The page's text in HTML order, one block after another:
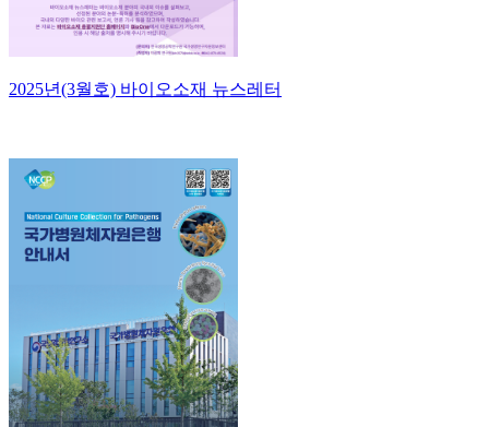
2025년(3월호) 바이오소재 뉴스레터